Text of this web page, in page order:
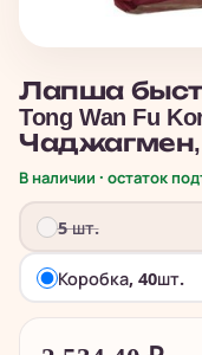
Лапша
Tong Wan Fu
Чаджагмен,
В наличии · остаток
5 шт.
Коробка, 40шт.